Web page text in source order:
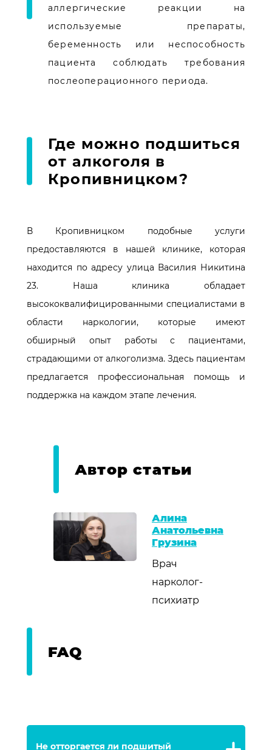
аллергические реакции на
используемые препараты,
беременность или неспособность
пациента соблюдать требования
послеоперационного периода.
Где можно подшиться
от алкоголя в
Кропивницком?
В Кропивницком подобные услуги
предоставляются в нашей клинике, которая
находится по адресу улица Василия Никитина
23. Наша клиника обладает
высококвалифицированными специалистами в
области наркологии, которые имеют
обширный опыт работы с пациентами,
страдающими от алкоголизма. Здесь пациентам
предлагается профессиональная помощь и
поддержка на каждом этапе лечения.
Автор статьи
Алина
Анатольевна
Грузина
Врач
нарколог-
психиатр
FAQ
Не отторгается ли подшитый